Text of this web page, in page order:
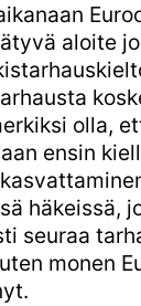
aloite
olla,
ensin
häkeissä,
seuraa
monen